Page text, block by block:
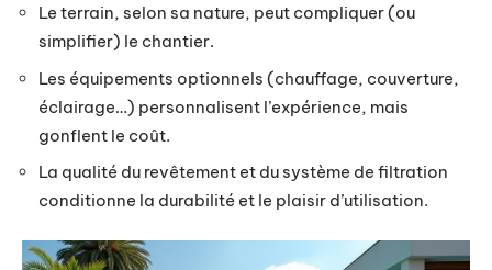
Le terrain, selon sa nature, peut compliquer (ou
simplifier) le chantier.
Les équipements optionnels (chauffage, couverture,
éclairage…) personnalisent l’expérience, mais
gonflent le coût.
La qualité du revêtement et du système de filtration
conditionne la durabilité et le plaisir d’utilisation.